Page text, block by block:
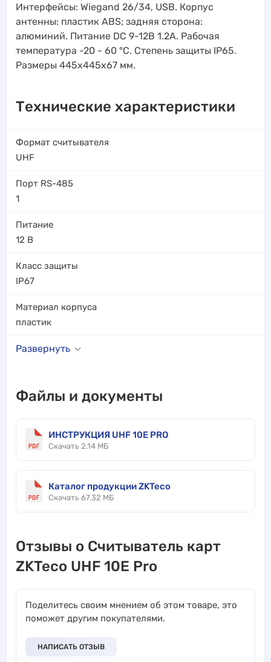
Интерфейсы: Wiegand 26/34, USB. Корпус
антенны: пластик ABS; задняя сторона:
алюминий. Питание DC 9-12В 1.2A. Рабочая
температура -20 - 60 °C. Степень защиты IP65.
Размеры 445x445x67 мм.
Технические характеристики
Формат считывателя
UHF
Порт RS-485
1
Питание
12 В
Класс защиты
IP67
Материал корпуса
пластик
Развернуть
Файлы и документы
ИНСТРУКЦИЯ UHF 10E PRO
Скачать 2.14 МБ
Каталог продукции ZKTeco
Скачать 67.32 МБ
Отзывы о Считыватель карт
ZKTeco UHF 10E Pro
Поделитесь своим мнением об этом товаре, это
поможет другим покупателями.
НАПИСАТЬ ОТЗЫВ